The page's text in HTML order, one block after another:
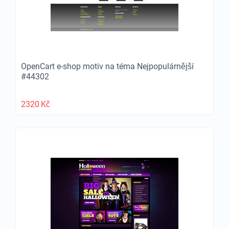
OpenCart e-shop motiv na téma Nejpopulárnější
#44302
2320 Kč